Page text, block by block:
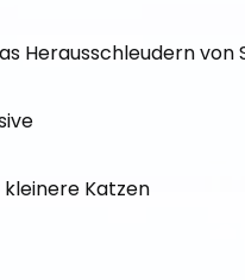
Herausschleudern von
Katzen